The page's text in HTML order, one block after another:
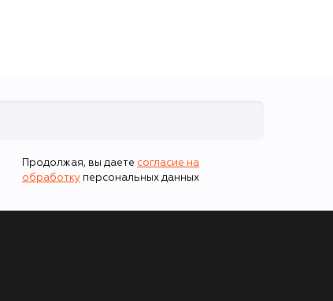
Продолжая, вы даете согласие на
обработку персональных данных